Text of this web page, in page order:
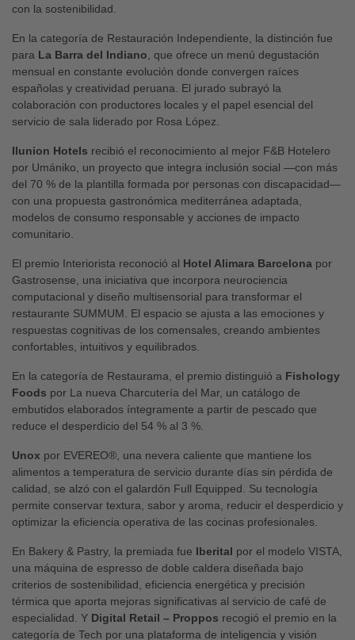
con la sostenibilidad.
En la categoría de Restauración Independiente, la distinción fue
para La Barra del Indiano, que ofrece un menú degustación
mensual en constante evolución donde convergen raíces
españolas y creatividad peruana. El jurado subrayó la
colaboración con productores locales y el papel esencial del
servicio de sala liderado por Rosa López.
Ilunion Hotels recibió el reconocimiento al mejor F&B Hotelero
por Umániko, un proyecto que integra inclusión social —con más
del 70 % de la plantilla formada por personas con discapacidad—
con una propuesta gastronómica mediterránea adaptada,
modelos de consumo responsable y acciones de impacto
comunitario.
El premio Interiorista reconoció al Hotel Alimara Barcelona por
Gastrosense, una iniciativa que incorpora neurociencia
computacional y diseño multisensorial para transformar el
restaurante SUMMUM. El espacio se ajusta a las emociones y
respuestas cognitivas de los comensales, creando ambientes
confortables, intuitivos y equilibrados.
En la categoría de Restaurama, el premio distinguió a Fishology
Foods por La nueva Charcutería del Mar, un catálogo de
embutidos elaborados íntegramente a partir de pescado que
reduce el desperdicio del 54 % al 3 %.
Unox por EVEREO®, una nevera caliente que mantiene los
alimentos a temperatura de servicio durante días sin pérdida de
calidad, se alzó con el galardón Full Equipped. Su tecnología
permite conservar textura, sabor y aroma, reducir el desperdicio y
optimizar la eficiencia operativa de las cocinas profesionales.
En Bakery & Pastry, la premiada fue Iberital por el modelo VISTA,
una máquina de espresso de doble caldera diseñada bajo
criterios de sostenibilidad, eficiencia energética y precisión
térmica que aporta mejoras significativas al servicio de café de
especialidad. Y Digital Retail – Proppos recogió el premio en la
categoría de Tech por una plataforma de inteligencia y visión